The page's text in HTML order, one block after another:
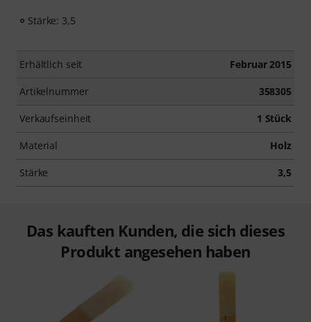
Stärke: 3,5
Erhältlich seit Februar 2015
Artikelnummer 358305
Verkaufseinheit 1 Stück
Material Holz
Stärke 3,5
Das kauften Kunden, die sich dieses
Produkt angesehen haben